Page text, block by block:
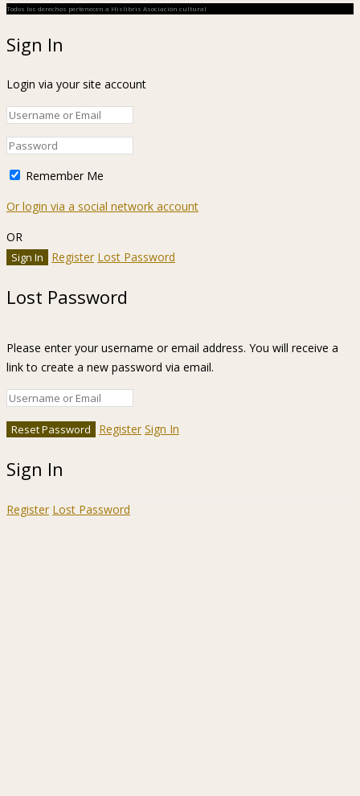
Todos los derechos pertenecen a Hislibris Asociación cultural
Sign In
Login via your site account
Remember Me
Or login via a social network account
OR
Register Lost Password
Lost Password
Please enter your username or email address. You will receive a
link to create a new password via email.
Register Sign In
Sign In
Register Lost Password